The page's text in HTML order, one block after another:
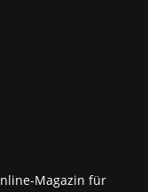
Magazin für